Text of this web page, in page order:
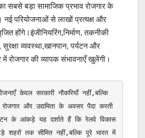
सबसे बड़ा सामाजिक प्रभाव रोजगार के
नई परियोजनाओं से लाखों प्रत्यक्ष और
होंगे।इंजीनियरिंग,निर्माण, तकनीकी
व्यवस्था,खानपान, पर्यटन और
रोजगार की व्यापक संभावनाएँ खुलेंगी।
रोजगार और उद्यमिता के अवसर पैदा करती
के आंकड़े यह दर्शाते हैं कि रेलवे विकास
तक सीमित नहीं,बल्कि पूरे भारत में